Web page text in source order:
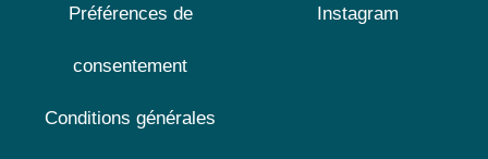
Préférences de
consentement
Conditions générales
Instagram